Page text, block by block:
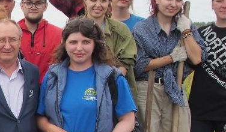
5 августа 2026
Директор ИИГСО НГПУ:
региональный компонент курса
«Россия – мои горизонты»
поможет школьникам с
выбором актуальной профессии
5 августа 2026